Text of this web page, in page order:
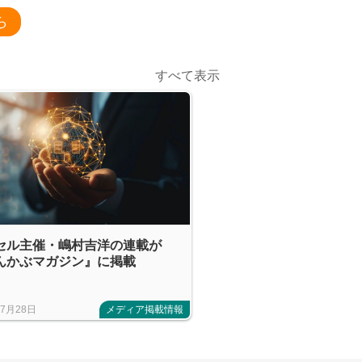
すべて表示
ル主催・嶋村吉洋の連載が
かぶマガジン』に掲載
月28日 メディア掲載情報